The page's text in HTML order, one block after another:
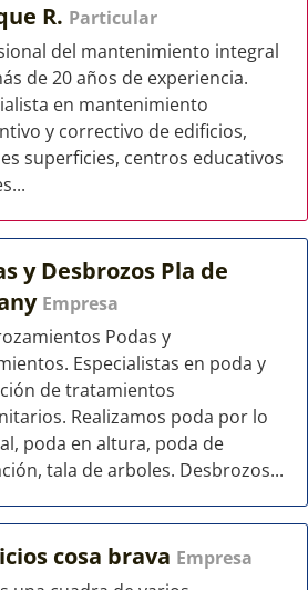
R. Particular
del mantenimiento integral
de 20 años de experiencia.
en mantenimiento
y correctivo de edificios,
superficies, centros educativos
y Desbrozos Pla de
Empresa
Podas y
Especialistas en poda y
de tratamientos
Realizamos poda por lo
poda en altura, poda de
tala de arboles. Desbrozos...
cosa brava Empresa